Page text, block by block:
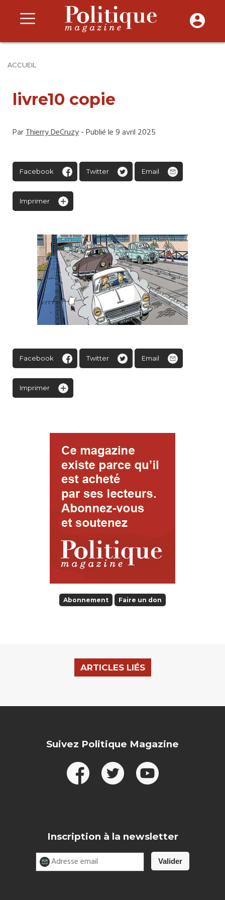
ACCUEIL
livre10 copie
ParThierry DeCruzy- Publié le 9 avril 2025
Facebook Twitter Email
Imprimer
Facebook Twitter Email
Imprimer
Abonnement Faire un don
ARTICLES LIÉS
Suivez Politique Magazine
Inscription à la newsletter